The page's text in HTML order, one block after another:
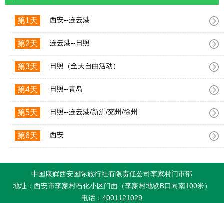
第1天 西安--连云港
第2天 连云港--日照
第3天 日照（全天自由活动）
第4天 日照--青岛
第5天 日照--连云港/新沂/兖州/徐州
第6天 西安
中国康辉西安国际旅行社有限责任公司李家村门市部
地址：西安市李家村石化小区门面（李家村地铁B口向南100米）
电话：4001121029